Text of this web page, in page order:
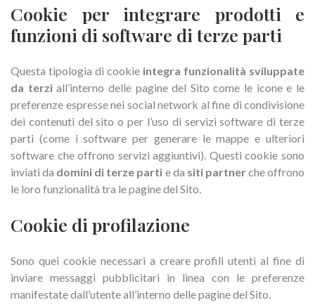
Cookie per integrare prodotti e
funzioni di software di terze parti
Questa tipologia di cookie integra funzionalità sviluppate
da terziall’interno delle pagine del Sito come le icone e le
preferenze espresse nei social network al fine di condivisione
dei contenuti del sito o per l’uso di servizi software di terze
parti (come i software per generare le mappe e ulteriori
software che offrono servizi aggiuntivi). Questi cookie sono
inviati da domini di terze parti e da siti partner che offrono
le loro funzionalità tra le pagine del Sito.
Cookie di profilazione
Sono quei cookie necessari a creare profili utenti al fine di
inviare messaggi pubblicitari in linea con le preferenze
manifestate dall’utente all’interno delle pagine del Sito.